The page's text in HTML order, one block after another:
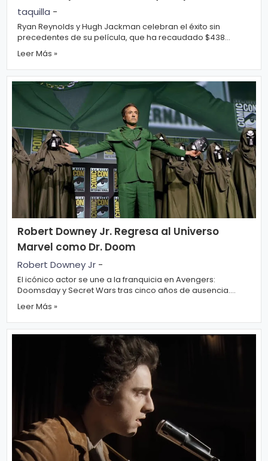
Película Clasificada R
taquilla -
Ryan Reynolds y Hugh Jackman celebran el éxito sin
precedentes de su película, que ha recaudado $438
Leer Más »
Robert Downey Jr. Regresa al Universo
Marvel como Dr. Doom
Robert Downey Jr -
El icónico actor se une a la franquicia en Avengers:
Doomsday y Secret Wars tras cinco años de ausencia.
Robert Downey Jr. hará su esp...
Leer Más »